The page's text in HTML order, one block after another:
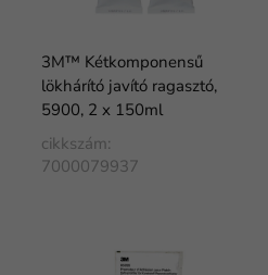
3M™ Kétkomponensű
lökhárító javító ragasztó,
5900, 2 x 150ml
cikkszám:
7000079937